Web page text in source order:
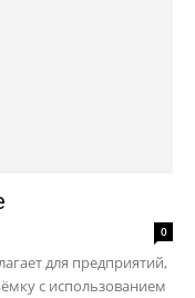
0
для предприятий,
с использованием